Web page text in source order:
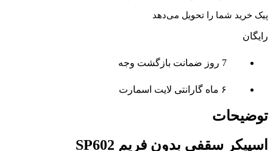
پیک خرید شما را تحویل می‌دهد
رایگان
7 روز ضمانت بازگشت وجه
۶ ماه گارانتی لایت اسمارت
توضیحات
اسپیکر سقفی بدون فریم SP602